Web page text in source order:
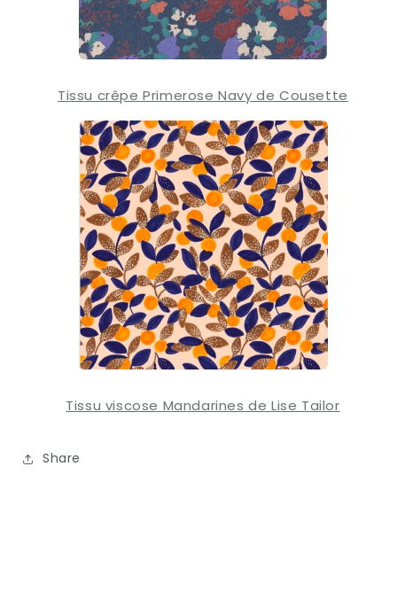
Tissu crêpe Primerose Navy de Cousette
Tissu viscose Mandarines de Lise Tailor
Share